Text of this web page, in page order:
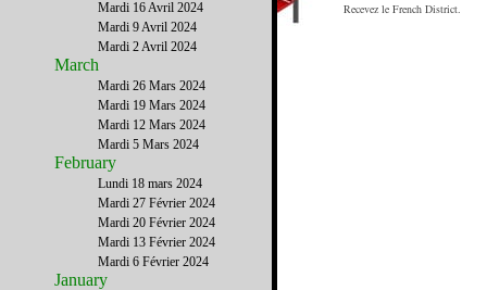
Recevez le French District.
Mardi 16 Avril 2024
Mardi 9 Avril 2024
Mardi 2 Avril 2024
March
Mardi 26 Mars 2024
Mardi 19 Mars 2024
Mardi 12 Mars 2024
Mardi 5 Mars 2024
February
Lundi 18 mars 2024
Mardi 27 Février 2024
Mardi 20 Février 2024
Mardi 13 Février 2024
Mardi 6 Février 2024
January